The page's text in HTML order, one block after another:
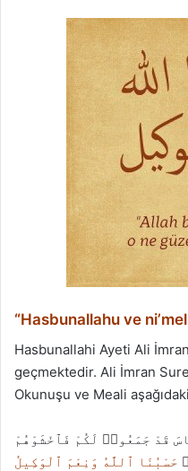
“Hasbunallahu ve
Hasbunallahi Ayeti Ali
geçmektedir. Ali İmran
Okunuşu ve Meali
قَدْ جَمَعُوا۟ لَكُمْ فَٱخْشَوْهُمْ
حَسْبُنَا ٱللَّهُ وَنِعْمَ ٱلْوَكِيلُ